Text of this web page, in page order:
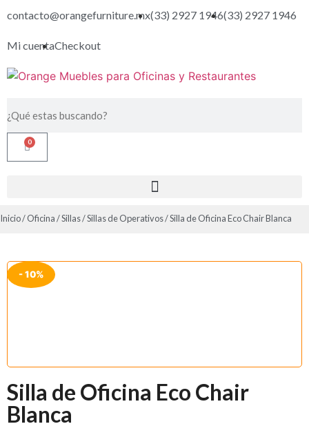
contacto@orangefurniture.mx(33) 2927 1946(33) 2927 1946
Mi cuentaCheckout
0
Inicio/Oficina/Sillas/Sillas de Operativos/ Silla de Oficina Eco Chair Blanca
- 10%
Silla de Oficina Eco Chair
Blanca